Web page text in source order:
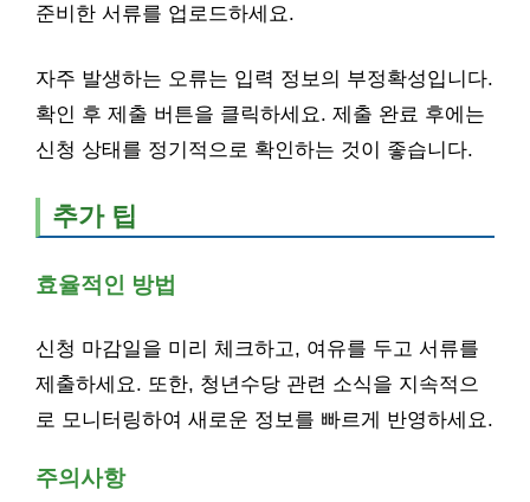
준비한 서류를 업로드하세요.
자주 발생하는 오류는 입력 정보의 부정확성입니다.
확인 후 제출 버튼을 클릭하세요. 제출 완료 후에는
신청 상태를 정기적으로 확인하는 것이 좋습니다.
추가 팁
효율적인 방법
신청 마감일을 미리 체크하고, 여유를 두고 서류를
제출하세요. 또한, 청년수당 관련 소식을 지속적으
로 모니터링하여 새로운 정보를 빠르게 반영하세요.
주의사항